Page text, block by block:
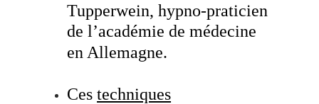
Tupperwein, hypno-praticien
de l’académie de médecine
en Allemagne.
Cestechniques